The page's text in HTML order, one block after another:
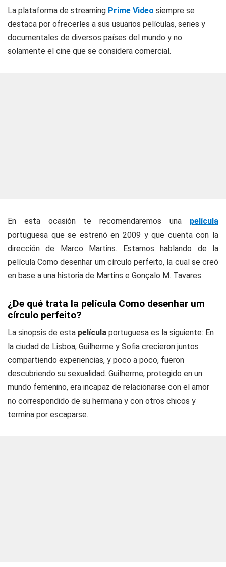
La plataforma de streaming Prime Video siempre se
destaca por ofrecerles a sus usuarios películas, series y
documentales de diversos países del mundo y no
solamente el cine que se considera comercial.
En esta ocasión te recomendaremos una película
portuguesa que se estrenó en 2009 y que cuenta con la
dirección de Marco Martins. Estamos hablando de la
película Como desenhar um círculo perfeito, la cual se creó
en base a una historia de Martins e Gonçalo M. Tavares.
¿De qué trata la película Como desenhar um
círculo perfeito?
La sinopsis de esta película portuguesa es la siguiente: En
la ciudad de Lisboa, Guilherme y Sofia crecieron juntos
compartiendo experiencias, y poco a poco, fueron
descubriendo su sexualidad. Guilherme, protegido en un
mundo femenino, era incapaz de relacionarse con el amor
no correspondido de su hermana y con otros chicos y
termina por escaparse.